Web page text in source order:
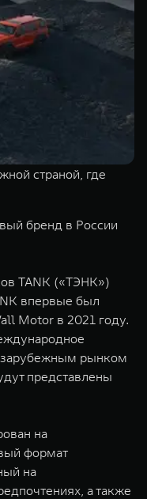
TANK 700
Сила
WEY 05
страной, где
бренд в России
TANK («ТЭНК»)
впервые был
Motor в 2021 году.
зарубежным рынком
представлены
на
формат
на
а также